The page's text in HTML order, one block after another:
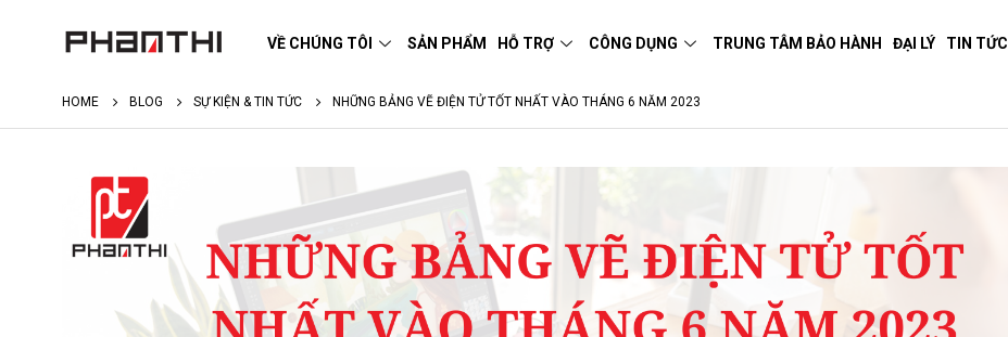
VỀ CHÚNG TÔI SẢN PHẨM HỖ TRỢ CÔNG DỤNG TRUNG TÂM BẢO HÀNH ĐẠI LÝ TIN TỨC
HOME BLOG SỰ KIỆN & TIN TỨC NHỮNG BẢNG VẼ ĐIỆN TỬ TỐT NHẤT VÀO THÁNG 6 NĂM 2023